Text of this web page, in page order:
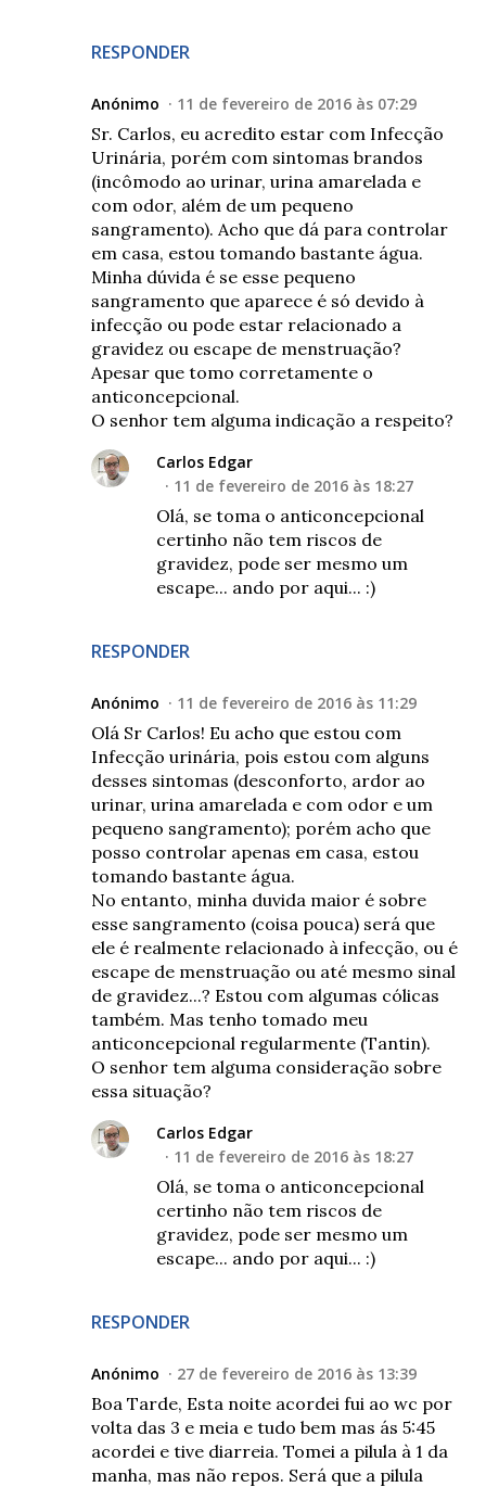
RESPONDER
Anónimo 11 de fevereiro de 2016 às 07:29
Sr. Carlos, eu acredito estar com Infecção
Urinária, porém com sintomas brandos
(incômodo ao urinar, urina amarelada e
com odor, além de um pequeno
sangramento). Acho que dá para controlar
em casa, estou tomando bastante água.
Minha dúvida é se esse pequeno
sangramento que aparece é só devido à
infecção ou pode estar relacionado a
gravidez ou escape de menstruação?
Apesar que tomo corretamente o
anticoncepcional.
O senhor tem alguma indicação a respeito?
RESPONDER
Carlos Edgar
11 de fevereiro de 2016 às 18:27
Olá, se toma o anticoncepcional
certinho não tem riscos de
gravidez, pode ser mesmo um
escape... ando por aqui... :)
Anónimo 11 de fevereiro de 2016 às 11:29
Olá Sr Carlos! Eu acho que estou com
Infecção urinária, pois estou com alguns
desses sintomas (desconforto, ardor ao
urinar, urina amarelada e com odor e um
pequeno sangramento); porém acho que
posso controlar apenas em casa, estou
tomando bastante água.
No entanto, minha duvida maior é sobre
esse sangramento (coisa pouca) será que
ele é realmente relacionado à infecção, ou é
escape de menstruação ou até mesmo sinal
de gravidez...? Estou com algumas cólicas
também. Mas tenho tomado meu
anticoncepcional regularmente (Tantin).
O senhor tem alguma consideração sobre
essa situação?
RESPONDER
Carlos Edgar
11 de fevereiro de 2016 às 18:27
Olá, se toma o anticoncepcional
certinho não tem riscos de
gravidez, pode ser mesmo um
escape... ando por aqui... :)
Anónimo 27 de fevereiro de 2016 às 13:39
Boa Tarde, Esta noite acordei fui ao wc por
volta das 3 e meia e tudo bem mas ás 5:45
acordei e tive diarreia. Tomei a pilula à 1 da
manha, mas não repos. Será que a pilula